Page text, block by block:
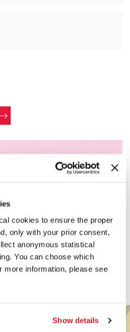
cookies to ensure the proper
only with your prior consent,
anonymous statistical
You can choose which
more information, please see
Show details